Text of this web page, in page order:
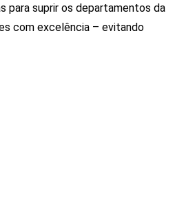
para suprir os departamentos da
com excelência – evitando